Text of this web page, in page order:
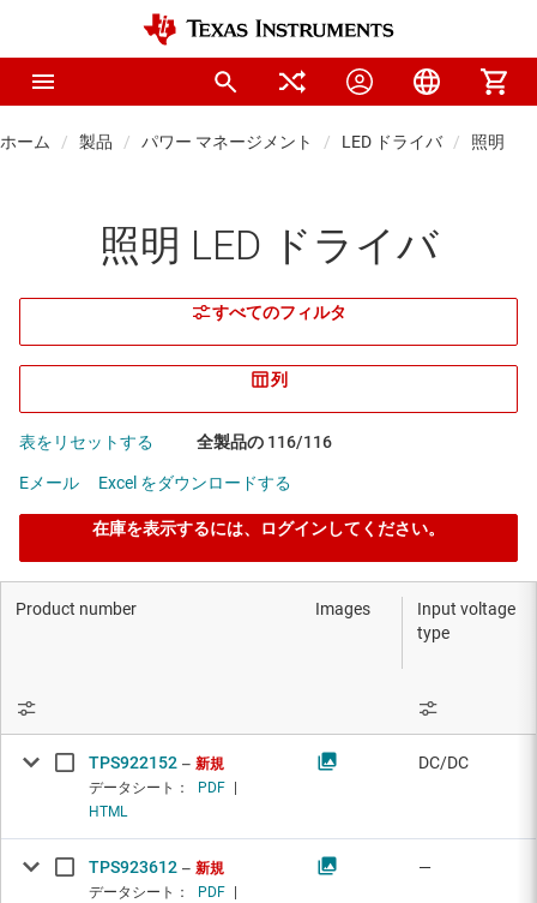
ホーム 製品 パワー マネージメント LED ドライバ 照明
照明 LED ドライバ
すべてのフィルタ
列
表をリセットする 全製品の 116/116
Eメール Excel をダウンロードする
在庫を表示するには、ログインしてください。
Input voltage
type
Product number Images
TPS922152
新規
データシート：
PDF
HTML
DC/DC
TPS923612
新規
データシート：
PDF
—